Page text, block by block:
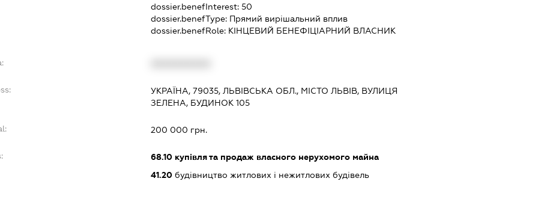
dossier.benefInterest: 50
dossier.benefType: Прямий вирішальний вплив
dossier.benefRole: КІНЦЕВИЙ БЕНЕФІЦІАРНИЙ ВЛАСНИК
УКРАЇНА, 79035, ЛЬВІВСЬКА ОБЛ., МІСТО ЛЬВІВ, ВУЛИЦЯ
ЗЕЛЕНА, БУДИНОК 105
200 000 грн.
68.10купівля та продаж власного нерухомого майна
41.20будівництво житлових і нежитлових будівель